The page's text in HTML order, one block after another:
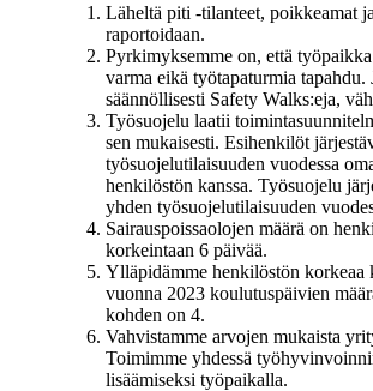
Läheltä piti -tilanteet, poikkeamat
raportoidaan.
Pyrkimyksemme on, että
varma eikä työtapaturmia tapahdu.
säännöllisesti Safety Walks:eja,
Työsuojelu laatii
sen mukaisesti. Esihenkilöt
työsuojelutilaisuuden vuodessa
henkilöstön kanssa. Työsuojelu
yhden työsuojelutilaisuuden
Sairauspoissaolojen määrä on
korkeintaan 6 päivää.
Ylläpidämme henkilöstön korkeaa
vuonna 2023 koulutuspäivien
kohden on 4.
Vahvistamme arvojen mukaista
Toimimme yhdessä
lisäämiseksi työpaikalla.